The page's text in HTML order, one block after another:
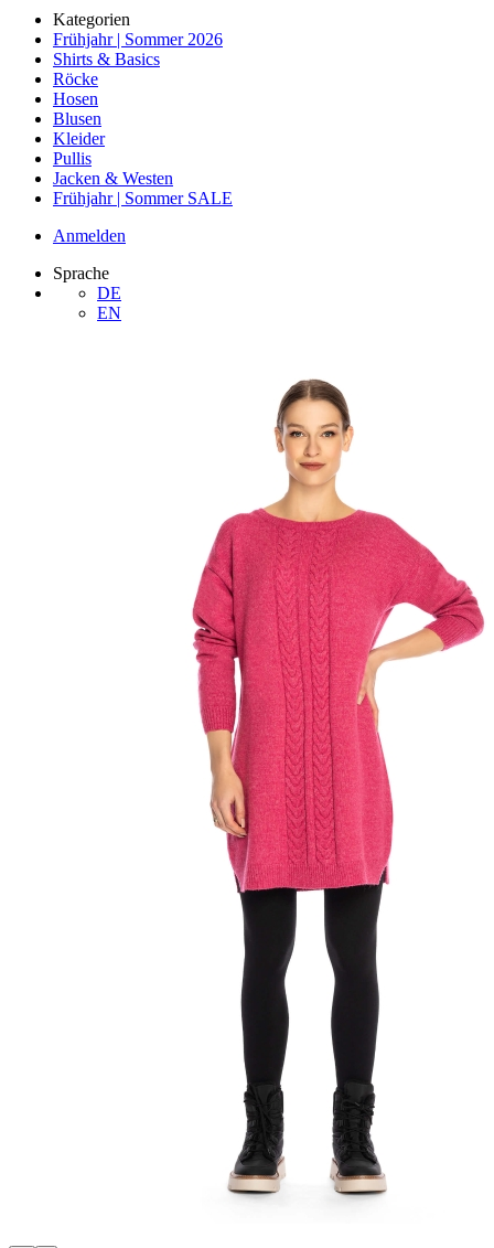
Kategorien
Frühjahr | Sommer 2026
Shirts & Basics
Röcke
Hosen
Blusen
Kleider
Pullis
Jacken & Westen
Frühjahr | Sommer SALE
Anmelden
Sprache
DE
EN